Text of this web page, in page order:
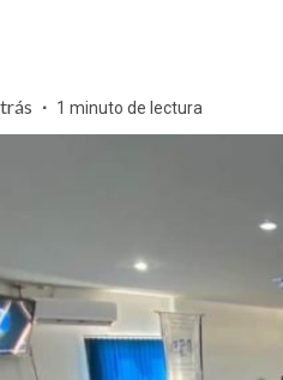
1 minuto de lectura